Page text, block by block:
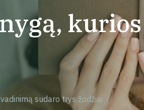
sudaro trys žodžiai